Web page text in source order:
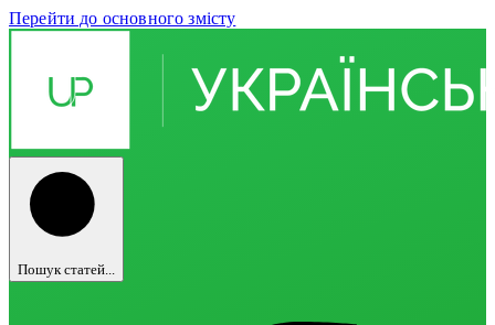
Перейти до основного змісту
Пошук статей...